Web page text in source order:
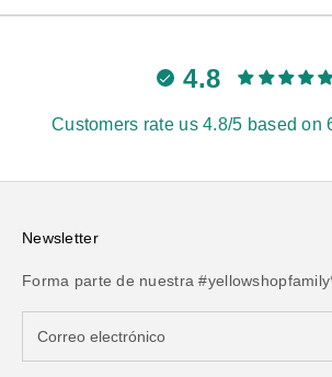
4.8
Customers rate us 4.8/5 based on
Newsletter
Forma parte de nuestra